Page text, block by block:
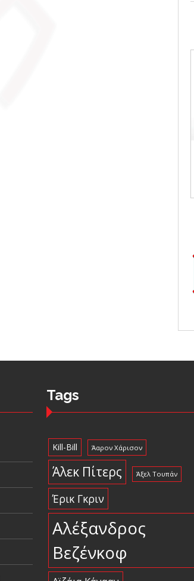
Tags
Kill-Bill Άαρον Χάρισον
Άλεκ Πίτερς Άξελ Τουπάν
Έρικ Γκριν
Αλέξανδρος
Βεζένκοφ